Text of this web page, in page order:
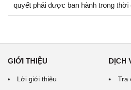
quyết phải được ban hành trong thời
GIỚI THIỆU
Lời giới thiệu
DỊCH
Tra